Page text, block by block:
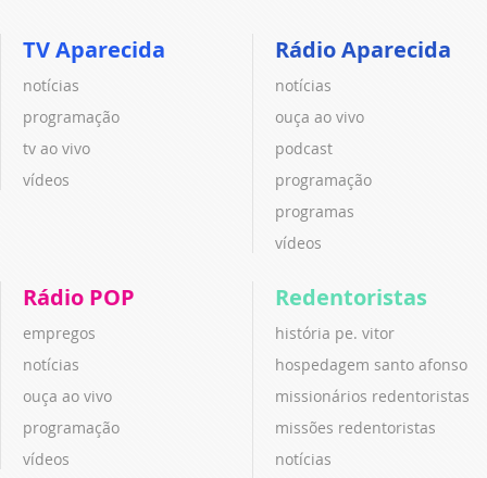
TV Aparecida
notícias
programação
tv ao vivo
vídeos
Rádio Aparecida
notícias
ouça ao vivo
podcast
programação
programas
vídeos
Rádio POP
empregos
notícias
ouça ao vivo
programação
vídeos
Redentoristas
história pe. vitor
hospedagem santo afonso
missionários redentoristas
missões redentoristas
notícias